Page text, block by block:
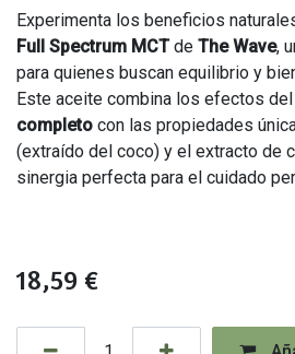
Experimenta los beneficios
Full Spectrum MCTde The Wave,
para quienes buscan equilibrio y
Este aceite combina los efectos del
completo con las propiedades
(extraído del coco) y el extracto de
sinergia perfecta para el cuidado
18,59 €